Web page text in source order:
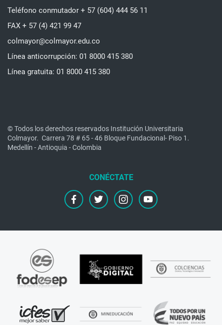
Teléfono conmutador + 57 (604) 444 56 11
FAX + 57 (4) 421 99 47
colmayor@colmayor.edu.co
Línea anticorrupción: 01 8000 415 380
Línea gratuita: 01 8000 415 380
© Todos los derechos reservados Institución Universitaria
Colmayor. Carrera 78 # 65 - 46 Bloque Fundacional- Piso 1.
Medellín - Antioquia - Colombia